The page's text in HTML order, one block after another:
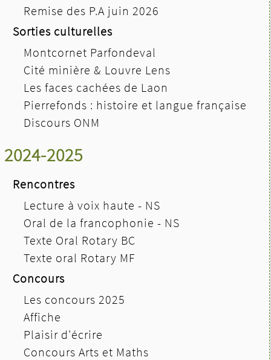
Remise des P.A juin 2026
Sorties culturelles
Montcornet Parfondeval
Cité minière & Louvre Lens
Les faces cachées de Laon
Pierrefonds : histoire et langue française
Discours ONM
2024-2025
Rencontres
Lecture à voix haute - NS
Oral de la francophonie - NS
Texte Oral Rotary BC
Texte oral Rotary MF
Concours
Les concours 2025
Affiche
Plaisir d'écrire
Concours Arts et Maths